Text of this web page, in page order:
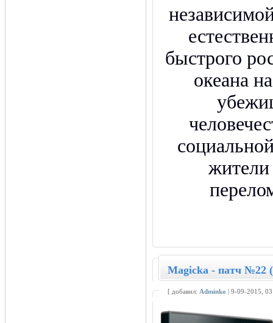
быстрого
океана
жители
Magicka - патч №22
[ добавил: Adminko | 9-09-2015,